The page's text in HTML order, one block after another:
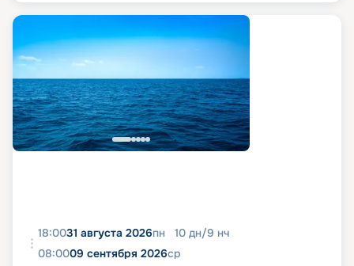
18:0031 августа 2026пн 10 дн/9 нч
08:0009 сентября 2026ср